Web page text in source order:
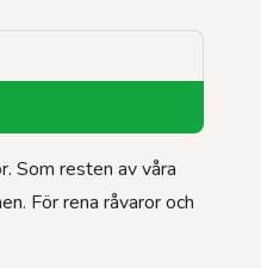
Som resten av våra
För rena råvaror och